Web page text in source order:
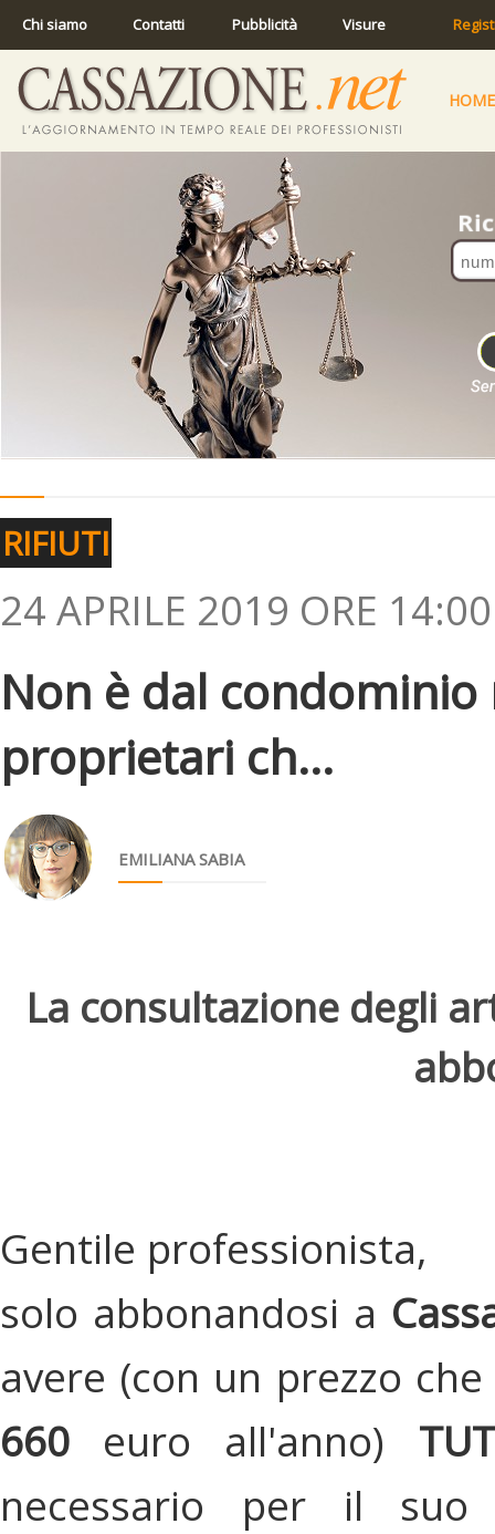
Chi siamo Contatti Pubblicità Visure
HOME
RIFIUTI
24 APRILE 2019 ORE 14:00
Non è dal condominio
proprietari ch...
EMILIANA SABIA
La consultazione degli
Gentile professionista,
solo abbonandosi a
avere (con un prezzo
660 euro all'anno)
necessario per il suo